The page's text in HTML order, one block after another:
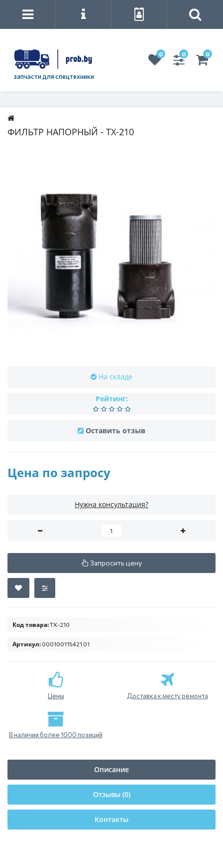
запчасти для спецтехники
0 0 0
ФИЛЬТР НАПОРНЫЙ - ТХ-210
На складе
Рейтинг:
Оставить отзыв
Цена по запросу
Нужна консультация?
Запросить цену
Код товара:ТХ-210
Артикул: 000100115421 01
Цены Доставка к месту ремонта
В наличии более 1000 позиций
Описание
Отзывы (0)
Контакты